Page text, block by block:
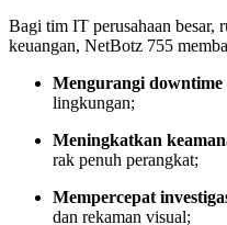
Bagi tim IT perusahaan besar,
keuangan, NetBotz 755
Mengurangi downtime
lingkungan;
Meningkatkan
rak penuh perangkat;
Mempercepat
dan rekaman visual;